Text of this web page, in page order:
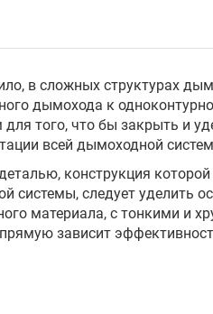
в сложных структурах
дымохода к
того, что бы закрыть и
всей дымоходной
конструкция
следует уделить
материала, с тонкими и
зависит